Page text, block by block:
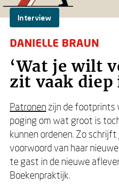
Interview
DANIELLE BRAUN
‘Wat je wilt
zit vaak diep
Patronen zijn de footprints
poging om wat groot is
kunnen ordenen. Zo schrijft
voorwoord van haar
te gast in de nieuwe
Boekenpraktijk.